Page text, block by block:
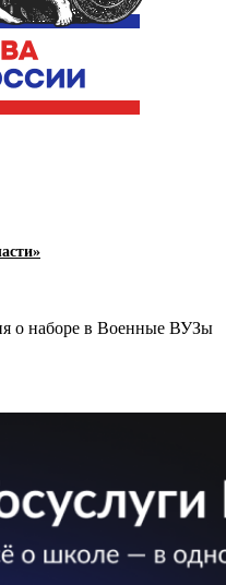
о наборе в Военные ВУЗы